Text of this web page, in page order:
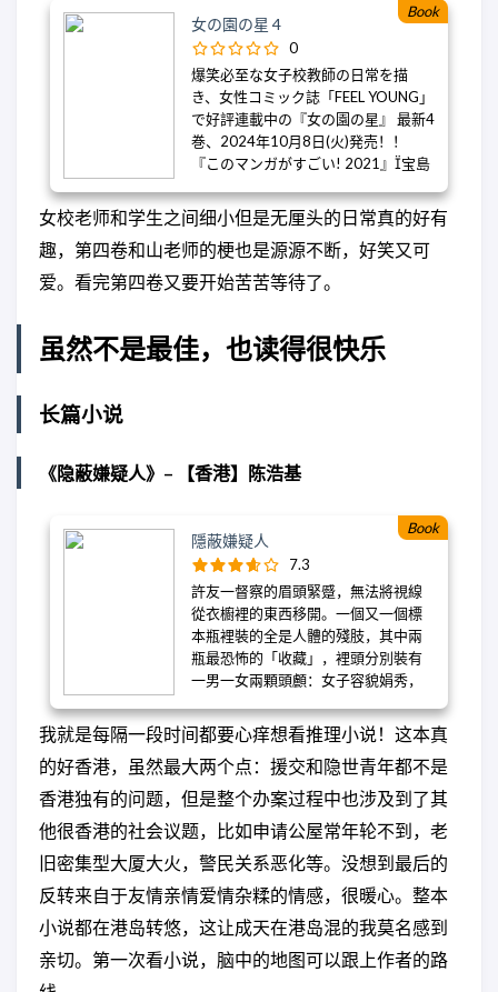
more ambitious and sophisticated
cohort of parents. Hessler’s new
students have a sense of irony about
the regime but mostly navigate its
restrictions with equanimity, and
embrace the astonishing new
opportunities China’s boom affords.
But the pressures of this system of
extreme “meritocracy” at scale can
be gruesome, even for much younger
who give him and his wife an intimate
view into the experience at their local
perfect vehicle for examining what’s
Rivers is a tremendous, indeed an
human empathy that rejects cheap
stereotypes and shows us China from
the inside out and the bottom up,
using as a measuring stick this most
universally relatable set of
experiences. As both a window onto
China and a distant mirror onto
America and its own education
book of tremendous value and
compelling human interest. 这是一本
关于中国心脏地带两代学生的亲密而
揭示性记录，由一位观察了过去二十
在中国经济腾飞的初期教授英语二十
多年后，何伟回到四川省，教导下一
《江城》中有所记录。同时，何伟和
妻子将双胞胎女儿送入了当地一所国
立小学，她们是唯一的西方学生。多
年来，何伟与许多他在上世纪90年代
女の園の星 4
0
爆笑必⾄な⼥⼦校教師の⽇常を描
き、⼥性コミック誌「FEEL YOUNG」
で好評連載中の『⼥の園の星』 最新4
巻、2024年10⽉8⽇(⽕)発売！！
『このマンガがすごい! 2021』宝島
第3位、第25回 ⽂化庁メディア芸術
祭マンガ部⾨ソーシャル・インパク
ト賞など各マンガ賞を総なめにし、
累計210万部突破！
Book
女校老师和学生之间细小但是无厘头的日常真的好有
趣，第四卷和山老师的梗也是源源不断，好笑又可
爱。看完第四卷又要开始苦苦等待了。
虽然不是最佳，也读得很快乐
长篇小说
《隐蔽嫌疑人》– 【香港】陈浩基
隱蔽嫌疑人
7.3
許友一督察的眉頭緊蹙，無法將視線
從衣櫥裡的東西移開。一個又一個標
本瓶裡裝的全是人體的殘肢，其中兩
瓶最恐怖的「收藏」，裡頭分別裝有
一男一女兩顆頭顱：女子容貌娟秀，
猶如遭遇莫大痛苦。 如此殘忍的手法
究竟是何人所為？警方的目光全都指
向在同一個房間裡燒炭自殺的另一具
男屍。房間主人謝柏宸，中年無業，
單身未婚，幾乎可以用「精神異常者
殺人分屍、及後因故畏罪自殺」來結
案。 沒想到謝母的一句話，竟徹底粉
沒外出啊！」一個畏懼離家的「繭居
族」根本不可能到外面殺人，但謝柏
如果兇手仍然逍遙法外，誰將成為他
Book
我就是每隔一段时间都要心痒想看推理小说！这本真
的好香港，虽然最大两个点：援交和隐世青年都不是
香港独有的问题，但是整个办案过程中也涉及到了其
他很香港的社会议题，比如申请公屋常年轮不到，老
旧密集型大厦大火，警民关系恶化等。没想到最后的
反转来自于友情亲情爱情杂糅的情感，很暖心。整本
小说都在港岛转悠，这让成天在港岛混的我莫名感到
亲切。第一次看小说，脑中的地图可以跟上作者的路